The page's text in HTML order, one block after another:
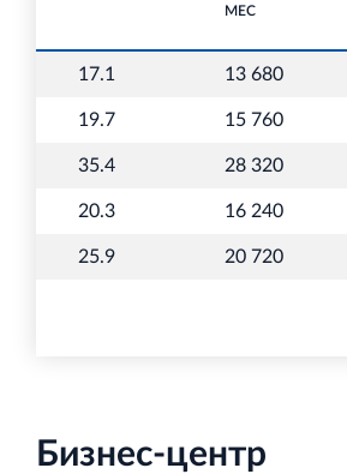
МЕС
17.1 13 680
19.7 15 760
35.4 28 320
20.3 16 240
25.9 20 720
Бизнес-центр